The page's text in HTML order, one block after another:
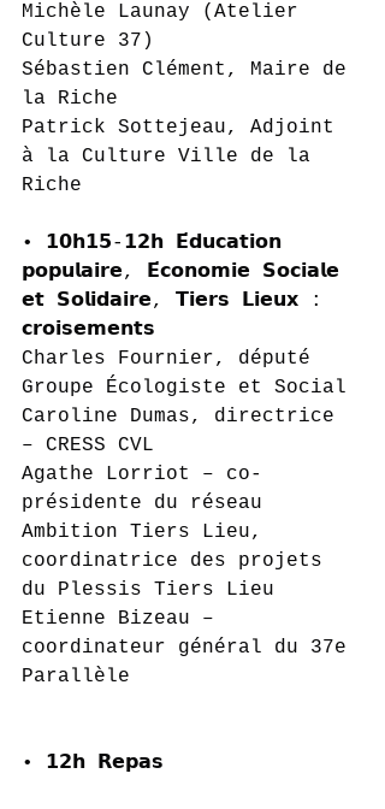
Michèle Launay (Atelier
Culture 37)
Sébastien Clément, Maire de
la Riche
Patrick Sottejeau, Adjoint
à la Culture Ville de la
Riche
• 𝟭𝟬𝗵𝟭𝟱-𝟭𝟮𝗵 𝗘́𝗱𝘂𝗰𝗮𝘁𝗶𝗼𝗻
𝗽𝗼𝗽𝘂𝗹𝗮𝗶𝗿𝗲, 𝗘́𝗰𝗼𝗻𝗼𝗺𝗶𝗲 𝗦𝗼𝗰𝗶𝗮𝗹𝗲
𝗲𝘁 𝗦𝗼𝗹𝗶𝗱𝗮𝗶𝗿𝗲, 𝗧𝗶𝗲𝗿𝘀 𝗟𝗶𝗲𝘂𝘅 :
𝗰𝗿𝗼𝗶𝘀𝗲𝗺𝗲𝗻𝘁𝘀
Charles Fournier, député
Groupe Écologiste et Social
Caroline Dumas, directrice
– CRESS CVL
Agathe Lorriot – co-
présidente du réseau
Ambition Tiers Lieu,
coordinatrice des projets
du Plessis Tiers Lieu
Etienne Bizeau –
coordinateur général du 37e
Parallèle
• 𝟭𝟮𝗵 𝗥𝗲𝗽𝗮𝘀